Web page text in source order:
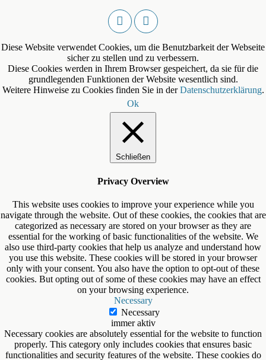
Diese Website verwendet Cookies, um die Benutzbarkeit der Webseite
sicher zu stellen und zu verbessern.
Diese Cookies werden in Ihrem Browser gespeichert, da sie für die
grundlegenden Funktionen der Website wesentlich sind.
Weitere Hinweise zu Cookies finden Sie in derDatenschutzerklärung.
Ok
Schließen
Privacy Overview
This website uses cookies to improve your experience while you
navigate through the website. Out of these cookies, the cookies that are
categorized as necessary are stored on your browser as they are
essential for the working of basic functionalities of the website. We
also use third-party cookies that help us analyze and understand how
you use this website. These cookies will be stored in your browser
only with your consent. You also have the option to opt-out of these
cookies. But opting out of some of these cookies may have an effect
on your browsing experience.
Necessary
Necessary
immer aktiv
Necessary cookies are absolutely essential for the website to function
properly. This category only includes cookies that ensures basic
functionalities and security features of the website. These cookies do